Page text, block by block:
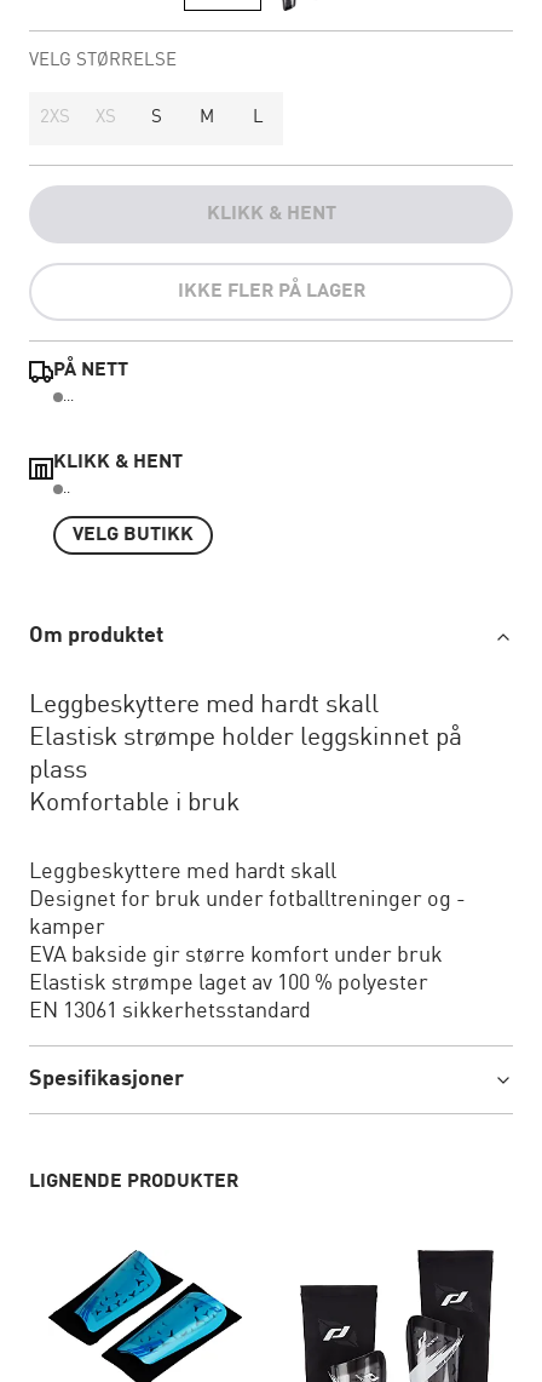
VELG STØRRELSE
2XS XS S M L
KLIKK & HENT
IKKE FLER PÅ LAGER
PÅ NETT
...
KLIKK & HENT
..
VELG BUTIKK
Om produktet
Leggbeskyttere med hardt skall
Elastisk strømpe holder leggskinnet på
plass
Komfortable i bruk
Leggbeskyttere med hardt skall
Designet for bruk under fotballtreninger og -
kamper
EVA bakside gir større komfort under bruk
Elastisk strømpe laget av 100 % polyester
EN 13061 sikkerhetsstandard
Spesifikasjoner
LIGNENDE PRODUKTER